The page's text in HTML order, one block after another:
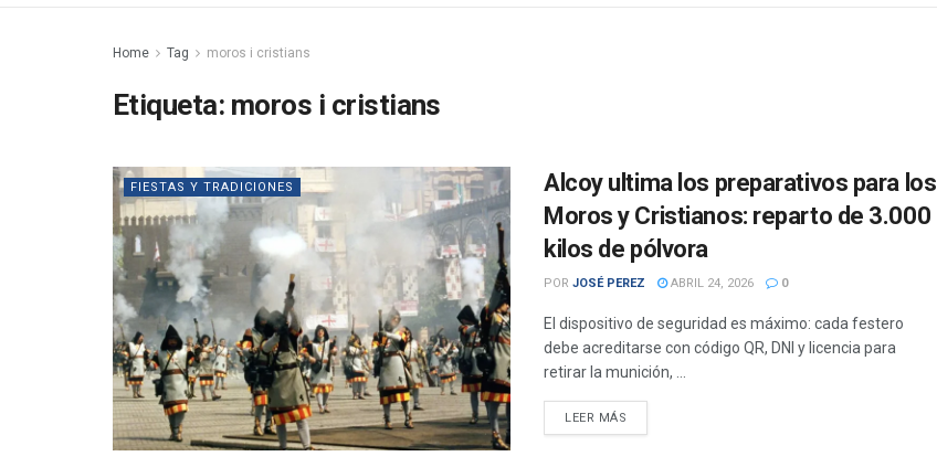
Home Tag moros i cristians
Etiqueta: moros i cristians
FIESTAS Y TRADICIONES
Alcoy ultima los preparativos para los
Moros y Cristianos: reparto de 3.000
kilos de pólvora
POR JOSÉ PEREZ ABRIL 24, 2026 0
El dispositivo de seguridad es máximo: cada festero
debe acreditarse con código QR, DNI y licencia para
retirar la munición, ...
LEER MÁS